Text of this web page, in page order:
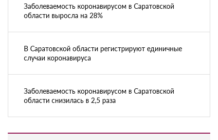
Заболеваемость коронавирусом в Саратовской
области выросла на 28%
В Саратовской области регистрируют единичные
случаи коронавируса
Заболеваемость коронавирусом в Саратовской
области снизилась в 2,5 раза